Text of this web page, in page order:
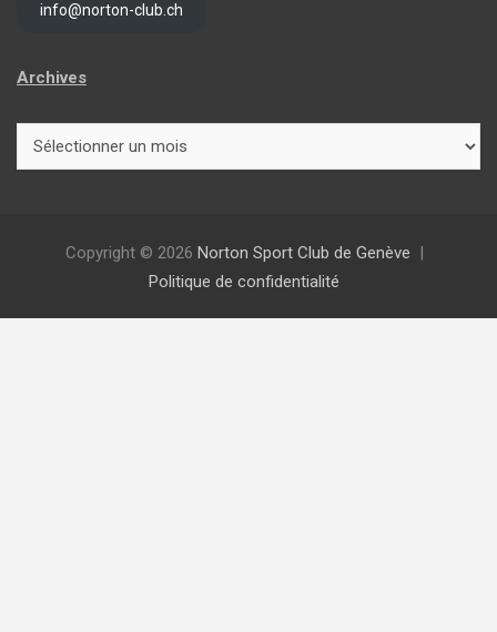
info@norton-club.ch
Archives
Copyright © 2026 Norton Sport Club de Genève
Politique de confidentialité